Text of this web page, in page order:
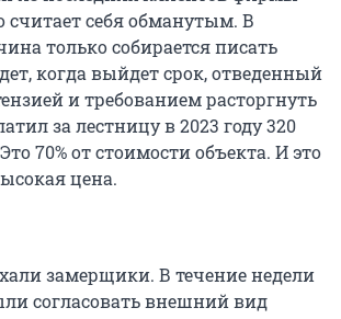
считает себя обманутым. В
только собирается писать
когда выйдет срок, отведенный
и требованием расторгнуть
за лестницу в 2023 году 320
70% от стоимости объекта. И это
цена.
замерщики. В течение недели
согласовать внешний вид